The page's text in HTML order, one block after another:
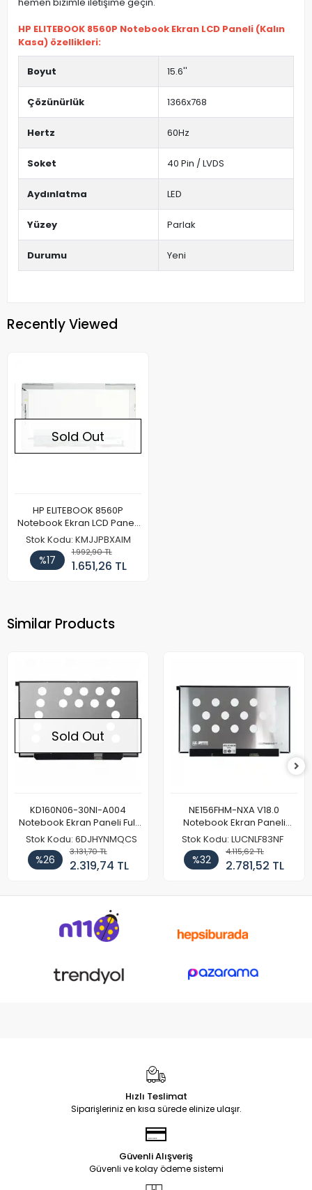
HP ELITEBOOK 8560P Notebook Ekran LCD Paneli (Kalın
Kasa) özellikleri:
Boyut 15.6''
Çözünürlük 1366x768
Hertz 60Hz
Soket 40 Pin / LVDS
Aydınlatma LED
Yüzey Parlak
Durumu Yeni
Recently Viewed
Sold Out
HP ELITEBOOK 8560P
Notebook Ekran LCD Paneli
(Kalın Kasa)
Stok Kodu: KMJJPBXAIM
%17
1.992,90 TL
1.651,26 TL
Similar Products
Sold Out
KD160N06-30NI-A004
Notebook Ekran Paneli Full
HD
Stok Kodu: 6DJHYNMQCS
%26
3.131,70 TL
2.319,74 TL
NE156FHM-NXA V18.0
Notebook Ekran Paneli
144Hz
Stok Kodu: LUCNLF83NF
%32
4.115,62 TL
2.781,52 TL
Hızlı Teslimat
Siparişleriniz en kısa sürede elinize ulaşır.
Güvenli Alışveriş
Güvenli ve kolay ödeme sistemi